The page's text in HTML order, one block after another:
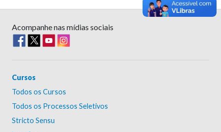
Acompanhe nas mídias sociais
Cursos
Todos os Cursos
Todos os Processos Seletivos
Stricto Sensu